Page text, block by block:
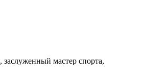
, заслуженный мастер спорта,